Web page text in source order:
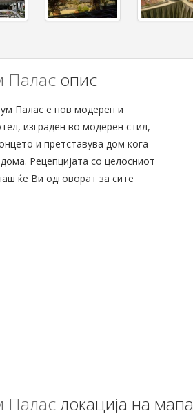
Паласопис
Палас е нов модерен и
изграден во модерен стил,
и претставува дом кога
Рецепцијата со целосниот
ќе Ви одговорат за сите
Паласлокација на мапа